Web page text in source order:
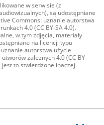
w serwisie (z
są udostępniane
Commons: uznanie autorstwa
4.0 (CC BY-SA 4.0).
w tym zdjęcia, materiały
na licencji typu
autorstwa użycie
zależnych 4.0 (CC BY-
jest to stwierdzone inaczej.